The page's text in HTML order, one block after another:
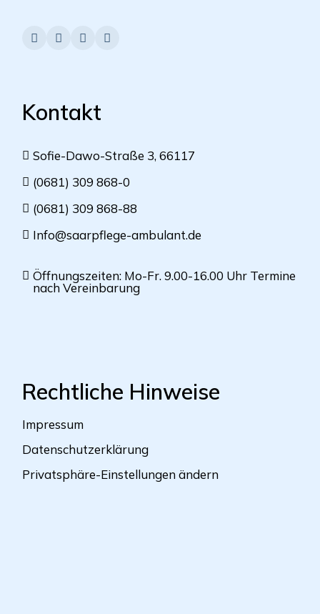
Kontakt
Sofie-Dawo-Straße 3, 66117
(0681) 309 868-0
(0681) 309 868-88
Info@saarpflege-ambulant.de
Öffnungszeiten: Mo-Fr. 9.00-16.00 Uhr Termine
nach Vereinbarung
Rechtliche Hinweise
Impressum
Datenschutzerklärung
Privatsphäre-Einstellungen ändern